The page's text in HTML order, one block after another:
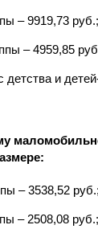
– 9919,73 руб.;
– 4959,85
детства и
– 3538,52 руб.;
– 2508,08 руб.;